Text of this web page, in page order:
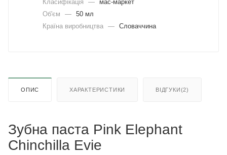
Класифікація —
мас-маркет
Об'єм
— 50 мл
Країна виробництва — Словаччина
ОПИС ХАРАКТЕРИСТИКИ ВІДГУКИ(2)
Зубна паста Pink Elephant
Chinchilla Evie